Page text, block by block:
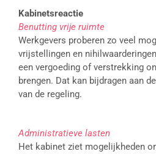
Kabinetsreactie
Benutting vrije ruimte
Werkgevers proberen zo veel
vrijstellingen en
een vergoeding of verstrekking
brengen. Dat kan bijdragen aan
van de regeling.
Administratieve lasten
Het kabinet ziet mogelijkheden